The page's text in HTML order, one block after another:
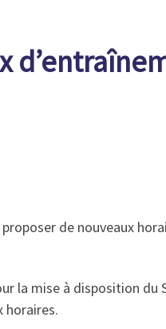
de nouveaux
la mise à disposition
horaires.